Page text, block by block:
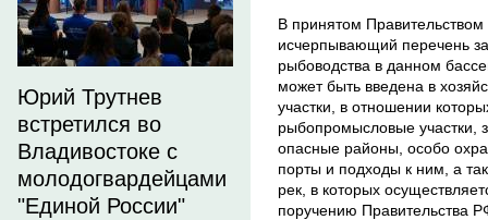
Юрий Трутнев
встретился во
Владивостоке с
молодогвардейцами
"Единой России"
В принятом
исчерпывающий перечень
рыбоводства в данном
может быть введена в
участки, в отношении
рыбопромысловые участки,
опасные районы, особо
порты и подходы к ним, а
рек, в которых
поручению Правительства